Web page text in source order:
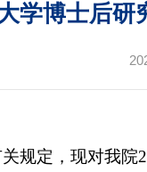
学博士后
规定，现对我院